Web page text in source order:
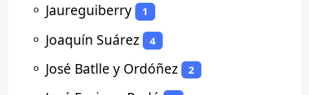
⚬ Jaureguiberry 1
⚬ Joaquín Suárez 4
⚬ José Batlle y Ordóñez 2